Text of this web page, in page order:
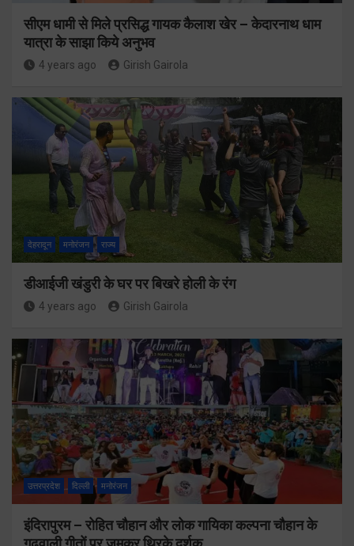
सीएम धामी से मिले प्रसिद्ध गायक कैलाश खेर – केदारनाथ धाम
यात्रा के साझा किये अनुभव
4 years ago Girish Gairola
देहरादून मनोरंजन राज्य
डीआईजी खंडुरी के घर पर बिखरे होली के रंग
4 years ago Girish Gairola
उत्तरप्रदेश दिल्ली मनोरंजन
इंदिरापुरम – रोहित चौहान और लोक गायिका कल्पना चौहान के